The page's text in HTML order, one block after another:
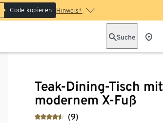
Code kopieren Hinweis*
Suche
Teak-Dining-Tisch mit
modernem X-Fuß
(9)